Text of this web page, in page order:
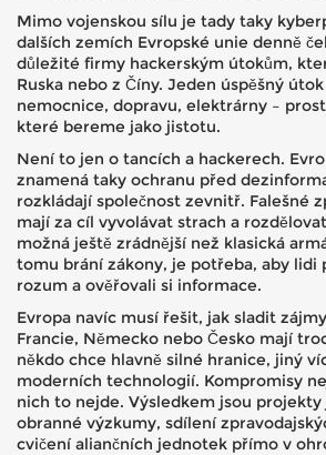
Mimo vojenskou sílu je tady taky
dalších zemích Evropské unie denně
důležité firmy hackerským útokům,
Ruska nebo z Číny. Jeden úspěšný
nemocnice, dopravu, elektrárny –
které bereme jako jistotu.
Není to jen o tancích a hackerech.
znamená taky ochranu před
rozkládají společnost zevnitř. Falešné
mají za cíl vyvolávat strach a
možná ještě zrádnější než klasická
tomu brání zákony, je potřeba, aby lidi
rozum a ověřovali si informace.
Evropa navíc musí řešit, jak sladit
Francie, Německo nebo Česko mají
někdo chce hlavně silné hranice, jiný
moderních technologií. Kompromisy
nich to nejde. Výsledkem jsou projekty
obranné výzkumy, sdílení
cvičení aliančních jednotek přímo v